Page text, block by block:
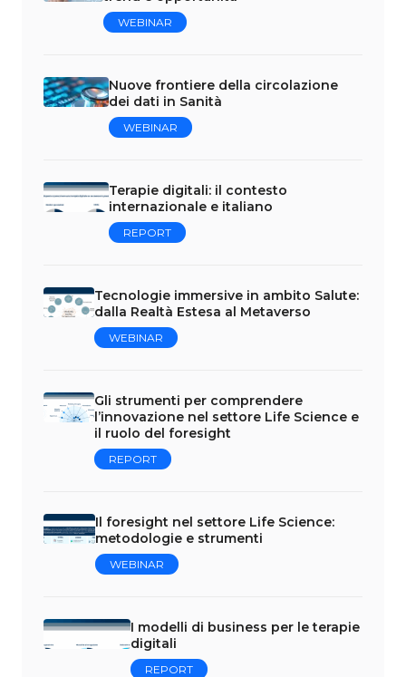
WEBINAR
Nuove frontiere della circolazione
dei dati in Sanità
WEBINAR
Terapie digitali: il contesto
internazionale e italiano
REPORT
Tecnologie immersive in ambito Salute:
dalla Realtà Estesa al Metaverso
WEBINAR
Gli strumenti per comprendere
l’innovazione nel settore Life Science e
il ruolo del foresight
REPORT
Il foresight nel settore Life Science:
metodologie e strumenti
WEBINAR
I modelli di business per le terapie
digitali
REPORT